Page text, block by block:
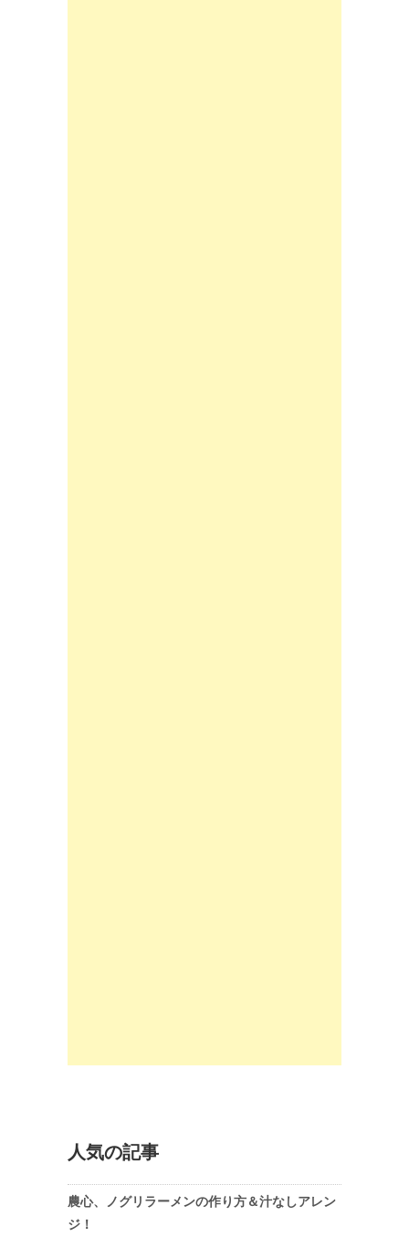
人気の記事
農心、ノグリラーメンの作り方＆汁なしアレン
ジ！